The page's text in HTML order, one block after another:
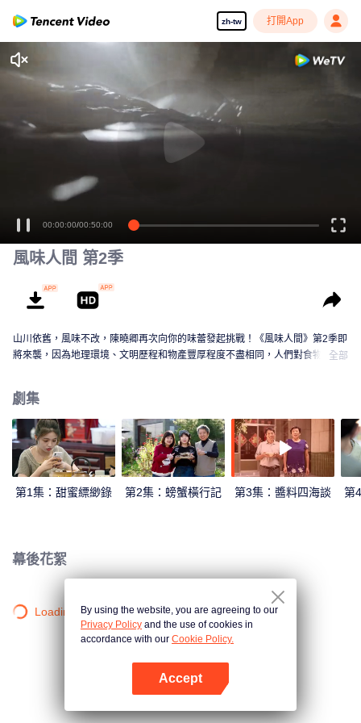
zh-tw 打開App
00:00:00/00:50:00
風味人間 第2季
山川依舊，風味不改，陳曉卿再次向你的味蕾發起挑戰！《風味人間》第2季即
將來襲，因為地理環境、文明歷程和物產豐厚程度不盡相同，人們對食物的處
似味道。尋找新鮮、獵奇、少為人知的食材，提供趣味和知識，不斷創造意外
之喜。拍攝鮮活靈動的影像、採用故事化的敘事、進行平實親切的講述，傳遞
人間至味在身邊的溫情。
全部
劇集
第1集：甜蜜縹緲錄 第2集：螃蟹橫行記 第3集：醬料四海談 第
幕後花絮
Loading…By using the website, you are agreeing to our
Privacy Policy and the use of cookies in
accordance with our Cookie Policy.
Accept